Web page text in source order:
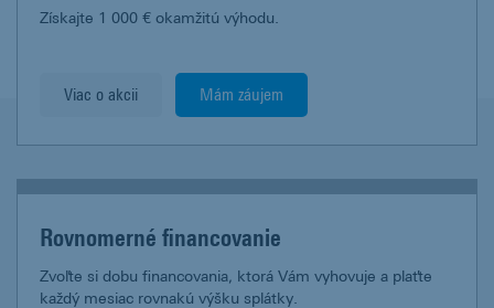
Získajte 1 000 € okamžitú výhodu.
Viac o akcii Mám záujem
Rovnomerné financovanie
Zvoľte si dobu financovania, ktorá Vám vyhovuje a plaťte
každý mesiac rovnakú výšku splátky.